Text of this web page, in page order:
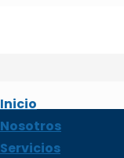
Inicio
Nosotros
Servicios